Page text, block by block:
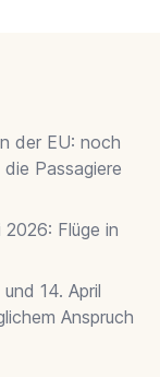
der EU: noch
Passagiere
Flüge in
14. April
Anspruch